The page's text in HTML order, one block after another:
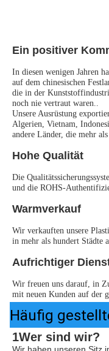
Ein positiver
In diesen wenigen Jahren
auf dem chinesischen
die in der
noch nie vertraut waren..
Unsere Ausrüstung
Algerien, Vietnam,
andere Länder, die mehr
Hohe Qualität
Die
und die ROHS-
Warmverkauf
Wir verkauften unsere
in mehr als hundert Städte
Aufrichtiger
Wir freuen uns darauf, in
mit neuen Kunden auf der
Häufig
1Wer sind wir?